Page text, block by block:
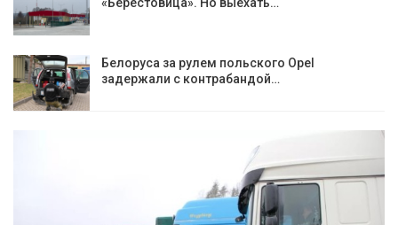
Белоруса за рулем польского Opel
задержали с контрабандой…